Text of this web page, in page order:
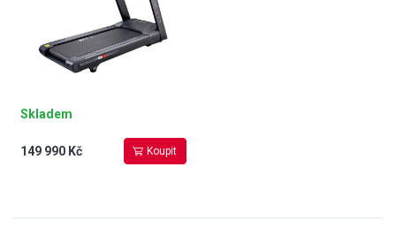
ventilátor, nosnost 182 kg
Skladem
149 990 Kč Koupit